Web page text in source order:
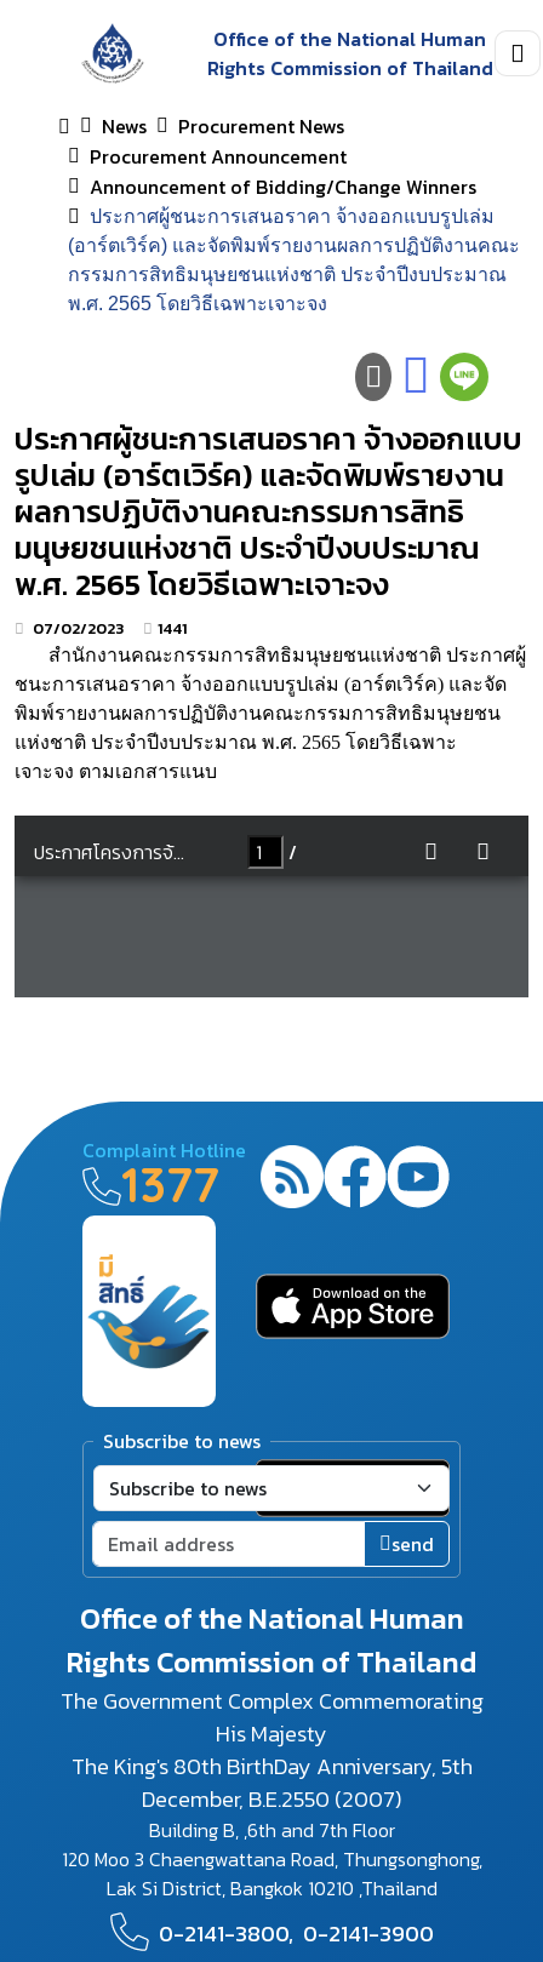
Office of the National Human
Rights Commission of Thailand
News
Procurement News
Procurement Announcement
Announcement of Bidding/Change Winners
ประกาศผู้ชนะการเสนอราคา จ้างออกแบบรูปเล่ม
(อาร์ตเวิร์ค) และจัดพิมพ์รายงานผลการปฏิบัติงานคณะ
กรรมการสิทธิมนุษยชนแห่งชาติ ประจำปีงบประมาณ
พ.ศ. 2565 โดยวิธีเฉพาะเจาะจง
ประกาศผู้ชนะการเสนอราคา จ้างออกแบบ
รูปเล่ม (อาร์ตเวิร์ค) และจัดพิมพ์รายงาน
ผลการปฏิบัติงานคณะกรรมการสิทธิ
มนุษยชนแห่งชาติ ประจำปีงบประมาณ
พ.ศ. 2565 โดยวิธีเฉพาะเจาะจง
07/02/2023 1441
สำนักงานคณะกรรมการสิทธิมนุษยชนแห่งชาติ ประกาศผู้
ชนะการเสนอราคา จ้างออกแบบรูปเล่ม (อาร์ตเวิร์ค) และจัด
พิมพ์รายงานผลการปฏิบัติงานคณะกรรมการสิทธิมนุษยชน
แห่งชาติ ประจำปีงบประมาณ พ.ศ. 2565 โดยวิธีเฉพาะ
เจาะจง ตามเอกสารแนบ
Office of the National Human
Rights Commission of Thailand
The Government Complex Commemorating
His Majesty
The King's 80th BirthDay Anniversary, 5th
December, B.E.2550 (2007)
Building B, ,6th and 7th Floor
120 Moo 3 Chaengwattana Road, Thungsonghong,
Lak Si District, Bangkok 10210 ,Thailand
0-2141-3800, 0-2141-3900
Complaint Hotline
1377
Subscribe to news
send